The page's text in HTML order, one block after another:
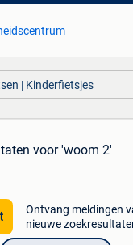
| Kinderfietsjes
voor 'woom 2'
Ontvang meldingen
nieuwe